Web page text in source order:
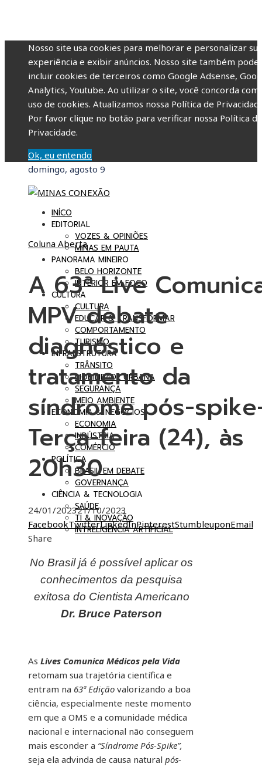
Nosso site usa cookies para melhorar e personalizar sua
experiência e exibir anúncios. Nosso site também pode
incluir cookies de terceiros como Google Adsense,
Analytics, Youtube. Ao utilizar o site, você concorda com
uso de cookies. Atualizamos nossa Política de
Por favor clique no botão para verificar nossa Política de
Privacidade.
Ok, eu entendo
domingo, agosto 9
INÍCO
EDITORIAL
VOZES & OPINIÕES
MINAS EM PAUTA
PANORAMA MINEIRO
BELO HORIZONTE
INTERIOR EM FOCO
CULTURA
CULTURA
EDUCAR & TRANSFORMAR
COMPORTAMENTO
TURISMO
INFRAESTRUTURA
TRÂNSITO
MOBILIDADE URBANA
SEGURANÇA
MEIO AMBIENTE
ECONOMIA & NEGÓCIOS
ECONOMIA
INDÚSTRIA
COMÉRCIO
POLÍTICA
BRASIL EM DEBATE
GOVERNANÇA
CIÊNCIA & TECNOLOGIA
SAÚDE
TI & INOVAÇÃO
INTRELIGÊNCIA ARTIFICIAL
Coluna Aberta
A 63ª Live
MPV debate
diagnóstico e
tratamento da
síndrome pós-
Terça-feira (24), às
20h30
24/01/202321/10/2023
FacebookTwitterLinkedInPinterestStumbleuponEmail
Share
No Brasil já é possível aplicar os
conhecimentos da pesquisa
exitosa do Cientista Americano
Dr. Bruce Paterson
As Lives Comunica Médicos pela Vida
retomam sua trajetória científica e
entram na 63ª Edição valorizando a boa
ciência, especialmente neste momento
em que a OMS e a comunidade médica
nacional e internacional não conseguem
mais esconder a “Síndrome Pós-Spike”,
seja ela advinda de causa natural pós-